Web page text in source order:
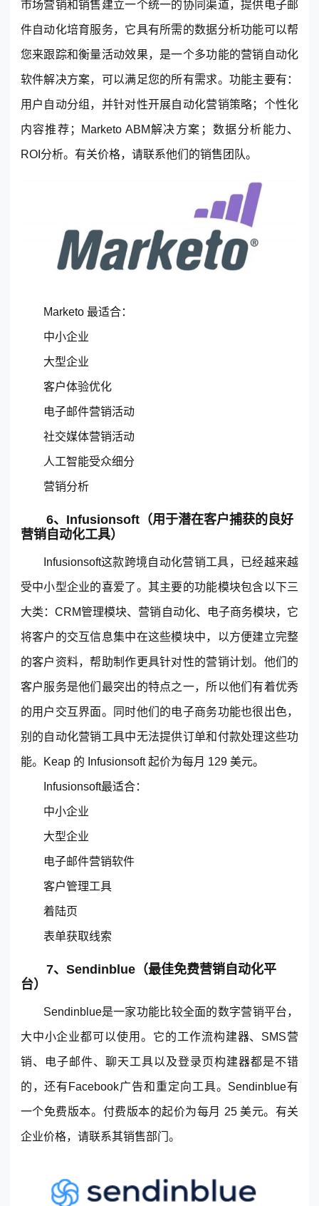
市场营销和销售建立一个统一的协同渠道，提供电子邮
件自动化培育服务，它具有所需的数据分析功能可以帮
您来跟踪和衡量活动效果，是一个多功能的营销自动化
软件解决方案，可以满足您的所有需求。功能主要有：
用户自动分组，并针对性开展自动化营销策略；个性化
内容推荐；Marketo ABM解决方案；数据分析能力、
ROI分析。有关价格，请联系他们的销售团队。
Marketo 最适合：
中小企业
大型企业
客户体验优化
电子邮件营销活动
社交媒体营销活动
人工智能受众细分
营销分析
6、Infusionsoft（用于潜在客户捕获的良好
营销自动化工具）
Infusionsoft这款跨境自动化营销工具，已经越来越
受中小型企业的喜爱了。其主要的功能模块包含以下三
大类：CRM管理模块、营销自动化、电子商务模块，它
将客户的交互信息集中在这些模块中，以方便建立完整
的客户资料，帮助制作更具针对性的营销计划。他们的
客户服务是他们最突出的特点之一，所以他们有着优秀
的用户交互界面。同时他们的电子商务功能也很出色，
别的自动化营销工具中无法提供订单和付款处理这些功
能。Keap 的 Infusionsoft 起价为每月 129 美元。
Infusionsoft最适合：
中小企业
大型企业
电子邮件营销软件
客户管理工具
着陆页
表单获取线索
7、Sendinblue（最佳免费营销自动化平
台）
Sendinblue是一家功能比较全面的数字营销平台，
大中小企业都可以使用。它的工作流构建器、SMS营
销、电子邮件、聊天工具以及登录页构建器都是不错
的，还有Facebook广告和重定向工具。Sendinblue有
一个免费版本。付费版本的起价为每月 25 美元。有关
企业价格，请联系其销售部门。